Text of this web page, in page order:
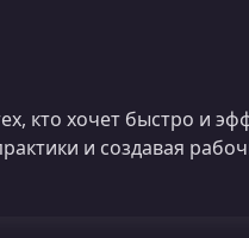
кто хочет быстро и
и создавая